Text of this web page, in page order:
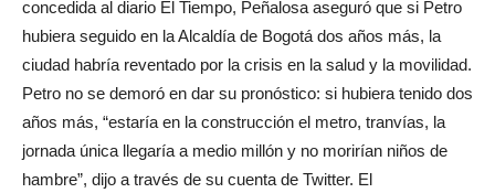
concedida al diario El Tiempo, Peñalosa aseguró que si Petro
hubiera seguido en la Alcaldía de Bogotá dos años más, la
ciudad habría reventado por la crisis en la salud y la movilidad.
Petro no se demoró en dar su pronóstico: si hubiera tenido dos
años más, “estaría en la construcción el metro, tranvías, la
jornada única llegaría a medio millón y no morirían niños de
hambre”, dijo a través de su cuenta de Twitter. El